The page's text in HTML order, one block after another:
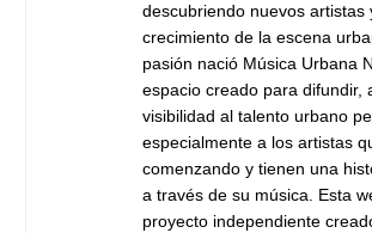
descubriendo nuevos artistas
crecimiento de la escena
pasión nació Música Urbana
espacio creado para difundir,
visibilidad al talento urbano
especialmente a los artistas
comenzando y tienen una
a través de su música. Esta
proyecto independiente